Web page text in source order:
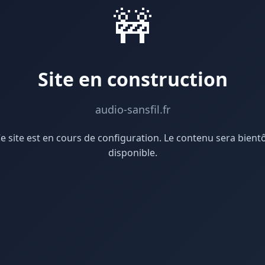
🚧
Site en construction
audio-sansfil.fr
site est en cours de configuration. Le contenu sera
disponible.